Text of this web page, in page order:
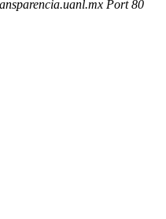
Port 80